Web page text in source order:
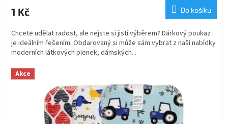
1 Kč Do košíku
Chcete udělat radost, ale nejste si jistí výběrem? Dárkový poukaz
je ideálním řešením. Obdarovaný si může sám vybrat z naší nabídky
moderních látkových plenek, dámských...
Akce